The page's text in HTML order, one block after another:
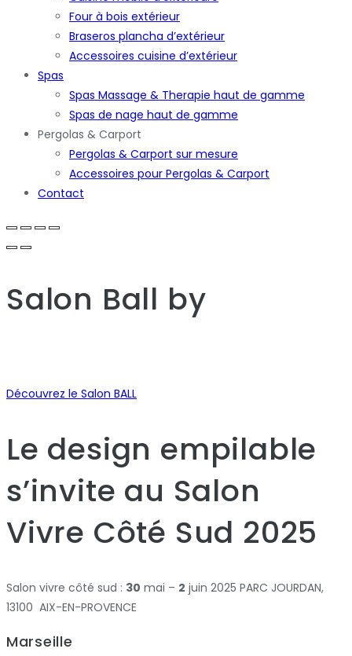
Four à bois extérieur
Braseros plancha d’extérieur
Accessoires cuisine d’extérieur
Spas
Spas Massage & Therapie haut de gamme
Spas de nage haut de gamme
Pergolas & Carport
Pergolas & Carport sur mesure
Accessoires pour Pergolas & Carport
Contact
Salon Ball by
Découvrez le Salon BALL
Le design empilable
s’invite au Salon
Vivre Côté Sud 2025
Salon vivre côté sud : 30 mai – 2 juin 2025 PARC JOURDAN,
13100 AIX-EN-PROVENCE
Marseille